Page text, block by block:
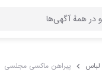
لباس پیراهن ماکسی مجلسی